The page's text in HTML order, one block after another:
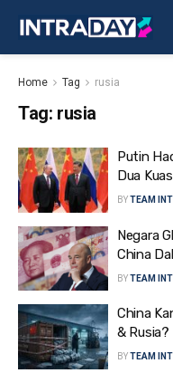
Home Tag rusia
Tag: rusia
Putin
Dua
BYTEAM
Negara
China
BYTEAM
China
& Rusia?
BYTEAM